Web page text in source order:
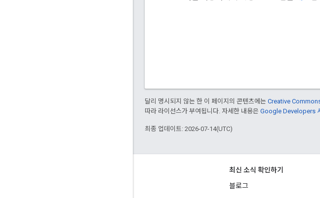
달리 명시되지 않는 한 이 페이지의 콘텐츠에는 Creative
따라 라이선스가 부여됩니다. 자세한 내용은 Google Developers
최종 업데이트: 2026-07-14(UTC)
최신 소식 확인하기
블로그